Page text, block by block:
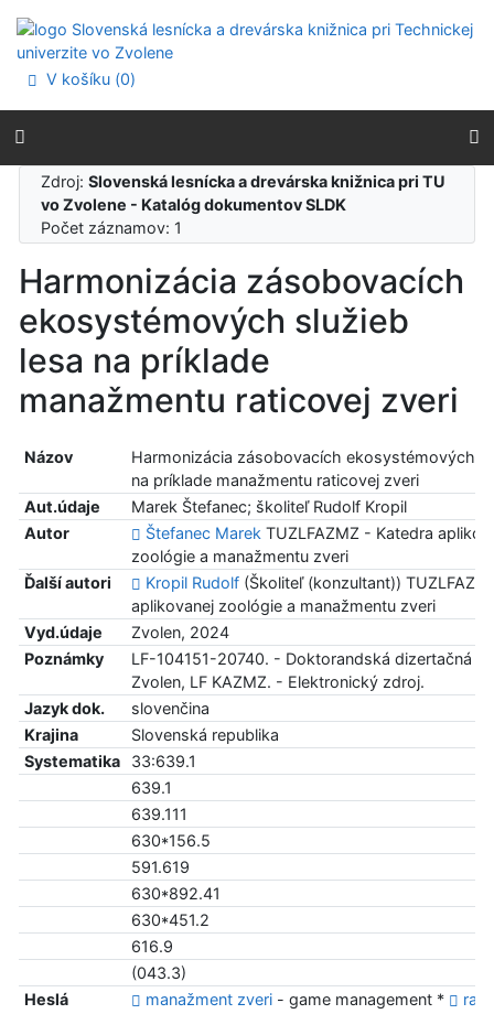
Prejsť na menu
Prehlásenie o webovej prístupnosti
V košíku (0)
Zdroj:Slovenská lesnícka a drevárska knižnica pri TU
vo Zvolene - Katalóg dokumentov SLDK
Počet záznamov: 1
Harmonizácia zásobovacích
ekosystémových služieb
lesa na príklade
manažmentu raticovej zveri
Názov
Harmonizácia zásobovacích ekosystémových
na príklade manažmentu raticovej zveri
Aut.údaje
Marek Štefanec; školiteľ Rudolf Kropil
Autor
Štefanec MarekTUZLFAZMZ - Katedra
zoológie a manažmentu zveri
Ďalší autori
Kropil Rudolf(Školiteľ (konzultant))
aplikovanej zoológie a manažmentu zveri
Vyd.údaje
Zvolen, 2024
Poznámky
LF-104151-20740. - Doktorandská dizertačná
Zvolen, LF KAZMZ. - Elektronický zdroj.
Jazyk dok.
slovenčina
Krajina
Slovenská republika
Systematika
33:639.1
639.1
639.111
630*156.5
591.619
630*892.41
630*451.2
616.9
(043.3)
Heslá
manažment zveri- game management *